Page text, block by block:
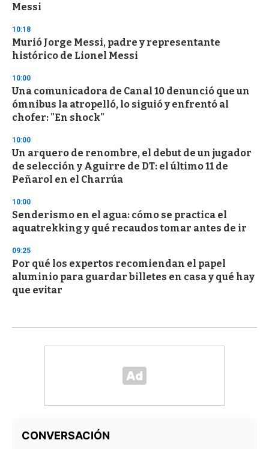
Messi
10:18
Murió Jorge Messi, padre y representante
histórico de Lionel Messi
10:00
Una comunicadora de Canal 10 denunció que un
ómnibus la atropelló, lo siguió y enfrentó al
chofer: "En shock"
10:00
Un arquero de renombre, el debut de un jugador
de selección y Aguirre de DT: el último 11 de
Peñarol en el Charrúa
10:00
Senderismo en el agua: cómo se practica el
aquatrekking y qué recaudos tomar antes de ir
09:25
Por qué los expertos recomiendan el papel
aluminio para guardar billetes en casa y qué hay
que evitar